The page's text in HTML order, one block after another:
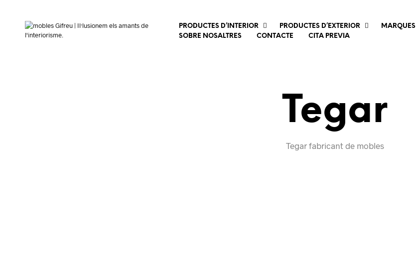
PRODUCTES D’INTERIOR PRODUCTES D’EXTERIOR MARQUES
SOBRE NOSALTRES
CONTACTE CITA PREVIA
Tegar
Tegar fabricant de mobles